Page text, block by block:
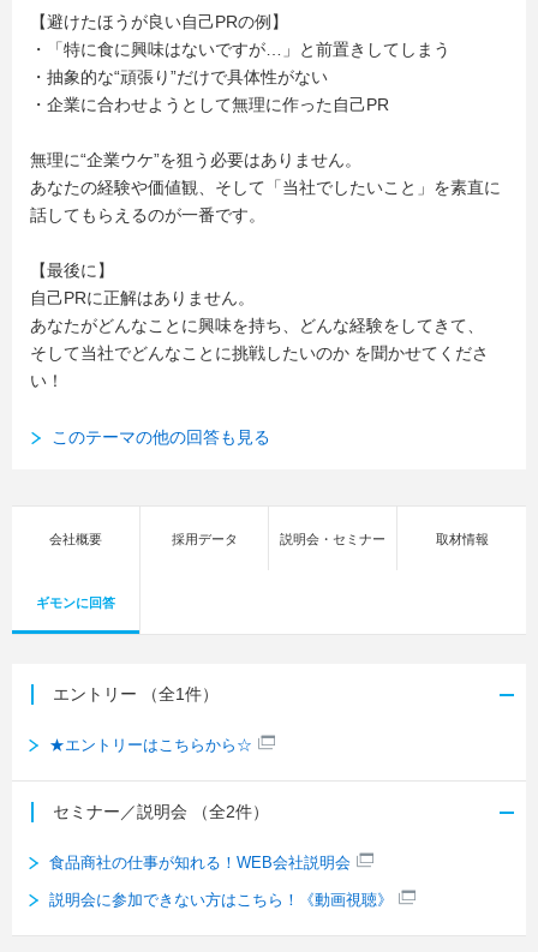
【避けたほうが良い自己PRの例】
・「特に食に興味はないですが…」と前置きしてしまう
・抽象的な“頑張り”だけで具体性がない
・企業に合わせようとして無理に作った自己PR
無理に“企業ウケ”を狙う必要はありません。
あなたの経験や価値観、そして「当社でしたいこと」を素直に
話してもらえるのが一番です。
【最後に】
自己PRに正解はありません。
あなたがどんなことに興味を持ち、どんな経験をしてきて、
そして当社でどんなことに挑戦したいのか を聞かせてくださ
い！
このテーマの他の回答も見る
会社概要 採用データ 説明会・セミナー 取材情報
ギモンに回答
エントリー （全1件）
★エントリーはこちらから☆
セミナー／説明会 （全2件）
食品商社の仕事が知れる！WEB会社説明会
説明会に参加できない方はこちら！《動画視聴》